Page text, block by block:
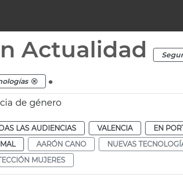
Actualidad
.
de género
LAS AUDIENCIAS VALENCIA
EN
AARÓN CANO NUEVAS
MUJERES